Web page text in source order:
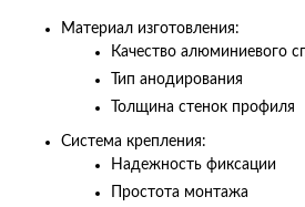
Материал изготовления:
Качество алюминиевого
Тип анодирования
Толщина стенок профиля
Система крепления:
Надежность фиксации
Простота монтажа